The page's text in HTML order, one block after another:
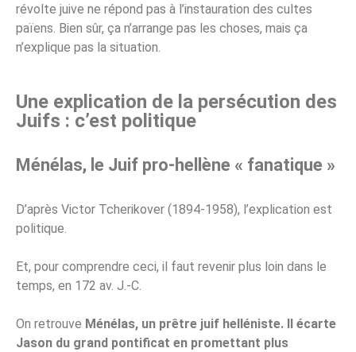
révolte juive ne répond pas à l’instauration des cultes
païens. Bien sûr, ça n’arrange pas les choses, mais ça
n’explique pas la situation.
Une explication de la persécution des
Juifs : c’est politique
Ménélas, le Juif pro-hellène « fanatique »
D’après Victor Tcherikover (1894-1958), l’explication est
politique.
Et, pour comprendre ceci, il faut revenir plus loin dans le
temps, en 172 av. J.-C.
On retrouve Ménélas, un prêtre juif helléniste. Il écarte
Jason du grand pontificat en promettant plus